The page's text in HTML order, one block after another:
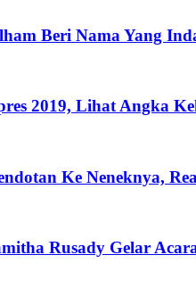
Beri Nama Yang
2019, Lihat Angka
Ke Neneknya,
Rusady Gelar